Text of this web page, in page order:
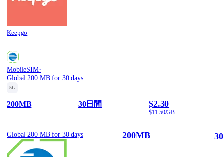
Keepgo
MobileSIM·
Global 200 MB for 30 days
5G
200MB 30日間 $2.30
$11.50/GB
Global 200 MB for 30 days 200MB